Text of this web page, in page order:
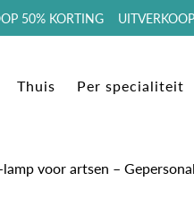
KORTING
Thuis Per specialiteit
voor artsen –